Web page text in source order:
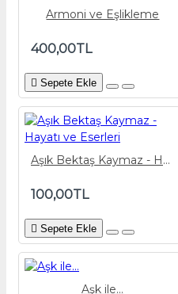
Armoni ve Eşlikleme
400,00TL
Sepete Ekle
Aşık Bektaş Kaymaz - Hayatı ve Eserleri
100,00TL
Sepete Ekle
Aşk ile...